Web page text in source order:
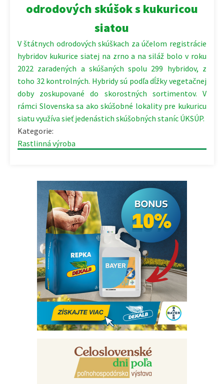
odrodových skúšok s kukuricou
siatou
V štátnych odrodových skúškach za účelom registrácie
hybridov kukurice siatej na zrno a na siláž bolo v roku
2022 zaradených a skúšaných spolu 299 hybridov, z
toho 32 kontrolných. Hybridy sú podľa dĺžky vegetačnej
doby zoskupované do skorostných sortimentov. V
rámci Slovenska sa ako skúšobné lokality pre kukuricu
siatu využíva sieť jedenástich skúšobných staníc ÚKSÚP.
Kategorie:
Rastlinná výroba